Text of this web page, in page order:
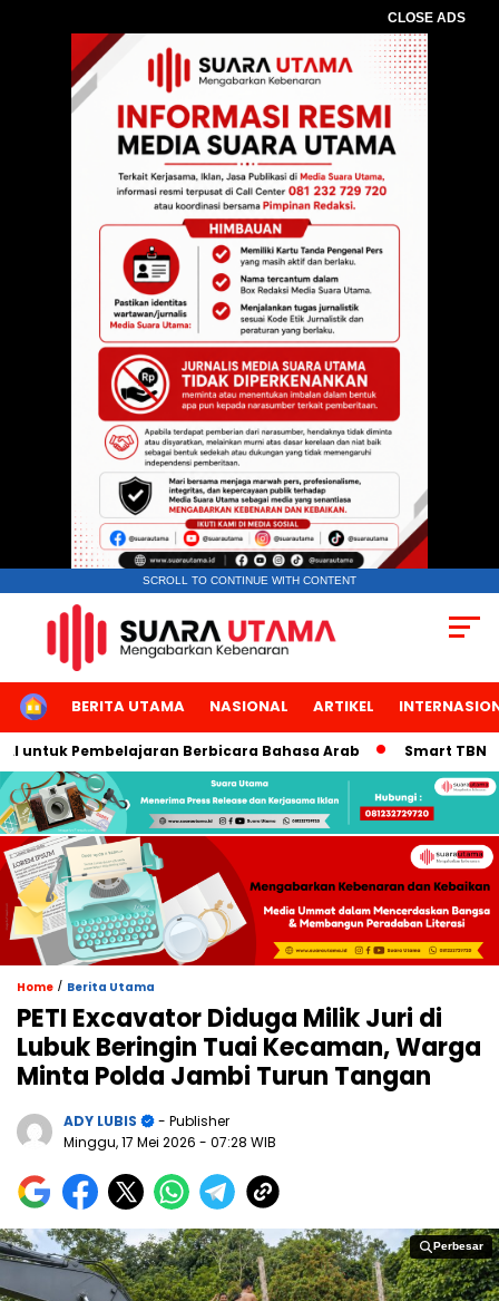
CLOSE ADS
SCROLL TO CONTINUE WITH CONTENT
HOMEBERITA UTAMA NASIONAL ARTIKEL
Pembelajaran Berbicara Bahasa Arab Smart TBN
Home / Berita Utama
PETI Excavator Diduga Milik Juri di
Lubuk Beringin Tuai Kecaman, Warga
Minta Polda Jambi Turun Tangan
ADY LUBIS
- Publisher
Minggu, 17 Mei 2026 - 07:28 WIB
Perbesar
Perbesar